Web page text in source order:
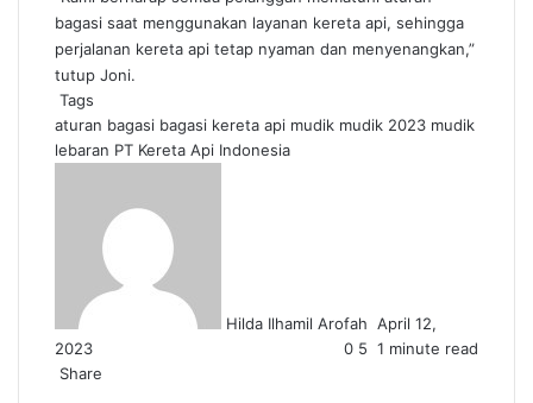
bagasi saat menggunakan layanan kereta api, sehingga
perjalanan kereta api tetap nyaman dan menyenangkan,”
tutup Joni.
Tags
aturan bagasi bagasi kereta api mudik mudik 2023 mudik
lebaran PT Kereta Api Indonesia
Hilda Ilhamil Arofah April 12,
2023
0 5 1 minute read
Share